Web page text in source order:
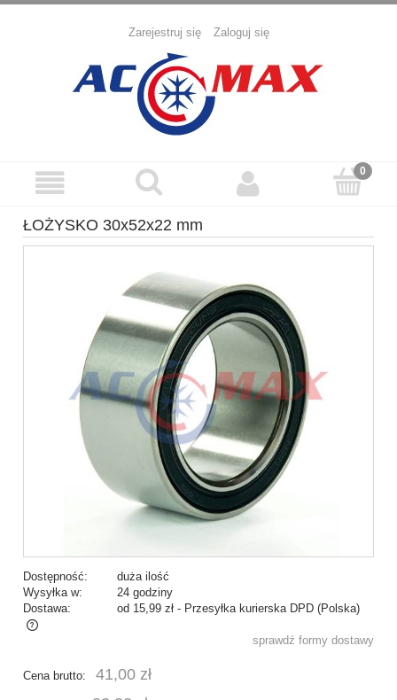
Zarejestruj się Zaloguj się
ŁOŻYSKO 30x52x22 mm
Dostępność:
duża ilość
Wysyłka w:
24 godziny
Dostawa:
od 15,99 zł - Przesyłka kurierska DPD (Polska)
Cena nie zawiera ewentualnych kosztów płatnościsprawdź formy dostawy
Cena brutto: 41,00 zł